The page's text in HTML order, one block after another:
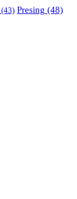
(43) Presing (48)